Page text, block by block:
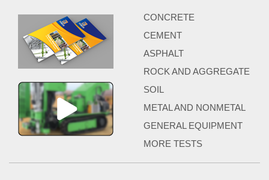
CONCRETE
CEMENT
ASPHALT
ROCK AND AGGREGATE
SOIL
METAL AND NONMETAL
GENERAL EQUIPMENT
MORE TESTS